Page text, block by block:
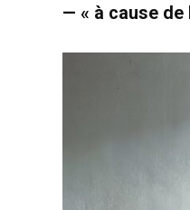
— « à cause de